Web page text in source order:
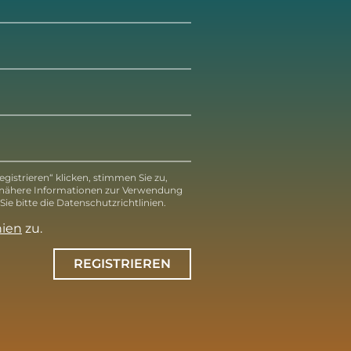
klicken, stimmen Sie zu,
Informationen zur Verwendung
bitte die Datenschutzrichtlinien.
zu.
REGISTRIEREN